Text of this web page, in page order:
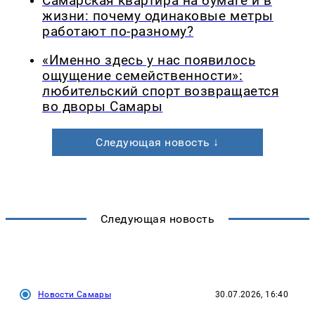
жизни: почему одинаковые метры
работают по-разному?
«Именно здесь у нас появилось
ощущение семейственности»:
любительский спорт возвращается
во дворы Самары
Следующая новость ↓
Следующая новость
Новости Самары 30.07.2026, 16:40